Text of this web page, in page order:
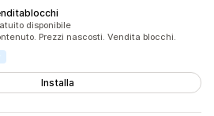
disponibile
Prezzi nascosti. Vendita blocchi.
Installa